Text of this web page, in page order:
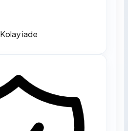
Kolay iade